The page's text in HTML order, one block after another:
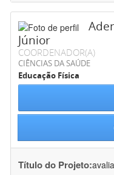
Júnior
COORDENADOR(A)
CIÊNCIAS DA SAÚDE
Educação Física
Título do Projeto: